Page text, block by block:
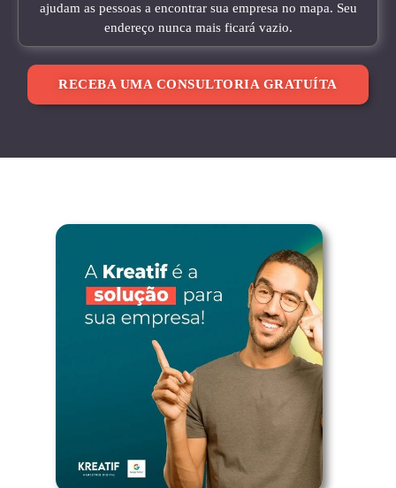
ajudam as pessoas a encontrar sua empresa no mapa. Seu
endereço nunca mais ficará vazio.
RECEBA UMA CONSULTORIA GRATUÍTA